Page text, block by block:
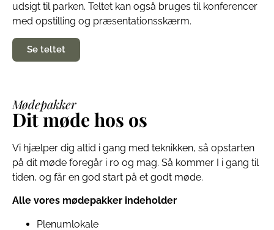
udsigt til parken. Teltet kan også bruges til konferencer
med opstilling og præsentationsskærm.
Se teltet
Mødepakker
Dit møde hos os
Vi hjælper dig altid i gang med teknikken, så opstarten
på dit møde foregår i ro og mag. Så kommer I i gang til
tiden, og får en god start på et godt møde.
Alle vores mødepakker indeholder
Plenumlokale